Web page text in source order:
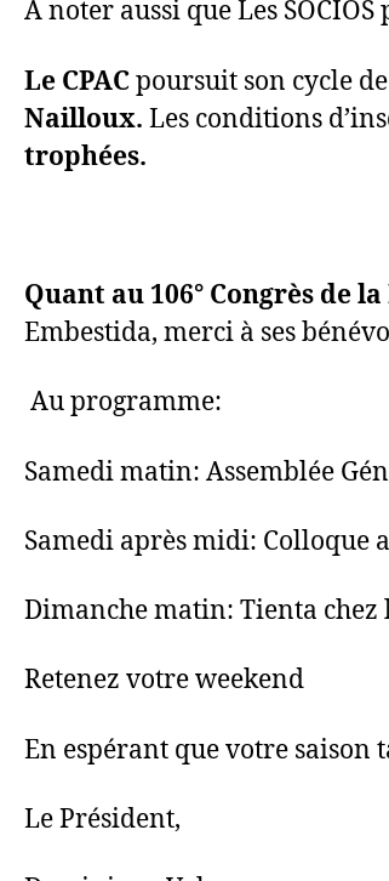
A noter aussi que Les
Le CPACpoursuit son cycle
Nailloux. Les conditions
trophées.
Quant au 106° Congrès de la
Embestida, merci à ses
Au programme:
Samedi matin: Assemblée
Samedi après midi: Colloque
Dimanche matin: Tienta chez
Retenez votre weekend
En espérant que votre saison
Le Président,